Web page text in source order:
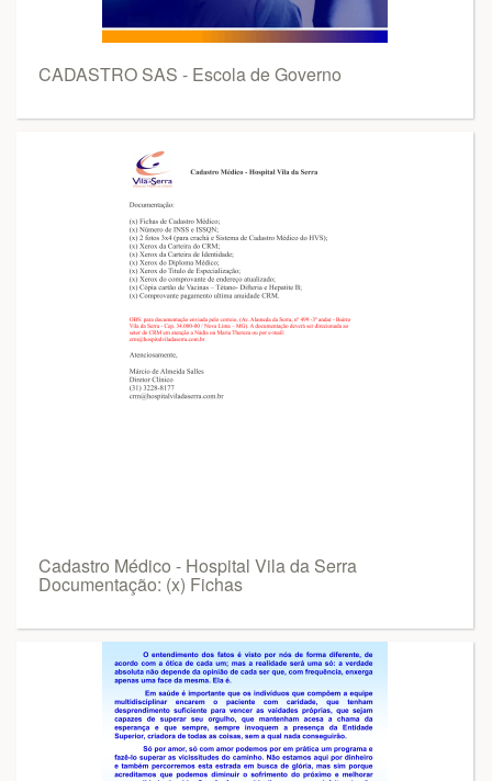
CADASTRO SAS - Escola de Governo
Cadastro Médico - Hospital Vila da Serra
Documentação: (x) Fichas